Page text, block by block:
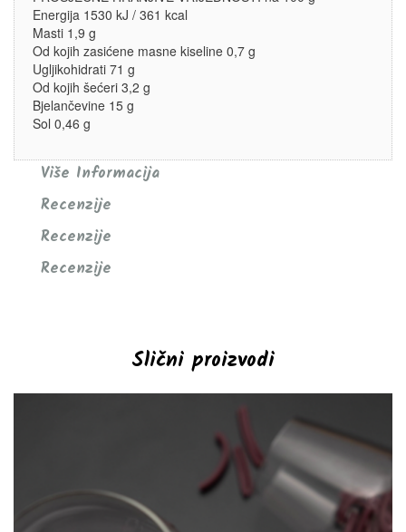
Energija 1530 kJ / 361 kcal
Masti 1,9 g
Od kojih zasićene masne kiseline 0,7 g
Ugljikohidrati 71 g
Od kojih šećeri 3,2 g
Bjelančevine 15 g
Sol 0,46 g
Više Informacija
Recenzije
Recenzije
Recenzije
Slični proizvodi